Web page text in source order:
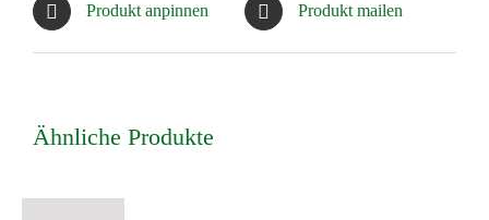
Produkt anpinnen Produkt mailen
Ähnliche Produkte